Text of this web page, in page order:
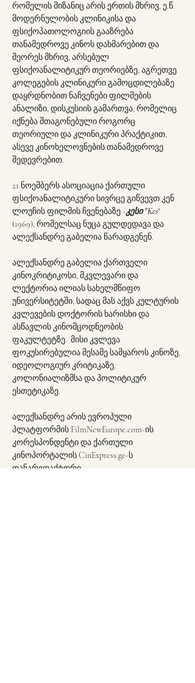
რომელის მიზანიც არის ერთის მხრივ, ე.წ.
მოდერნულობის კლინიკისა და
ფსიქოპათოლოგიის გააზრება
თანამედროვე კინოს დახმარებით და
მეორეს მხრივ, არსებულ
ფსიქოანალიტიკურ თეორიებზე, აგრეთვე
კოლეგების კლინიკური გამოცდილებაზე
დაყრდნობით ნაჩვენები ფილმების
ანალიზი, დისკუსიის გამართვა, რომელიც
იქნება შთაგონებული როგორც
თეორიული და კლინიკური პრაქტიკით,
ასევე კინოხელოვნების თანამედროვე
შედევრებით.
21 ნოემბერს ასოციაცია ქართული
ფსიქოანალიტიკური სივრცე გიწვევთ კენ
ლოუჩის ფილმის ჩვენებაზე -კესი "Kes"
(1969), რომელსაც ნუცა გულდედავა და
ალექსანდრე გაბელია წარადგენენ.
ალექსანდრე გაბელია ქართველი
კინოკრიტიკოსი, მკვლევარი და
ლექტორია ილიას სახელმწიფო
უნივერსიტეტში, სადაც მას აქვს კულტურის
კვლევების დოქტორის ხარისხი და
ასწავლის კინომცოდნეობის
ფაკულტეტზე.  მისი კვლევა
ფოკუსირებულია მესამე სამყაროს კინოზე,
იდეოლოგიურ კრიტიკაზე,
კოლონიალიზმსა და პოლიტიკურ
ესთეტიკაზე.
ალექსანდრე არის ევროპული
პლატფორმის FilmNewEurope.com-ის
კორესპონდენტი და ქართული
კინოპორტალის CinExpress.ge-ს
თანარედაქტორი.